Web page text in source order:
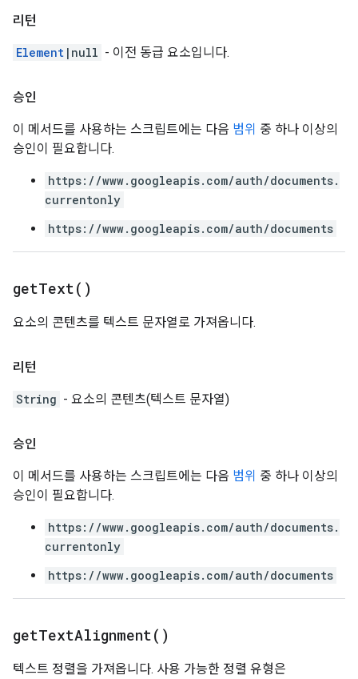
리턴
Element |null - 이전 동급 요소입니다.
승인
이 메서드를 사용하는 스크립트에는 다음 범위 중 하나 이상의
승인이 필요합니다.
https://www.googleapis.com/auth/documents.
currentonly
https://www.googleapis.com/auth/documents
getText( )
요소의 콘텐츠를 텍스트 문자열로 가져옵니다.
리턴
String - 요소의 콘텐츠(텍스트 문자열)
승인
이 메서드를 사용하는 스크립트에는 다음 범위 중 하나 이상의
승인이 필요합니다.
https://www.googleapis.com/auth/documents.
currentonly
https://www.googleapis.com/auth/documents
getTextAlignment( )
텍스트 정렬을 가져옵니다. 사용 가능한 정렬 유형은